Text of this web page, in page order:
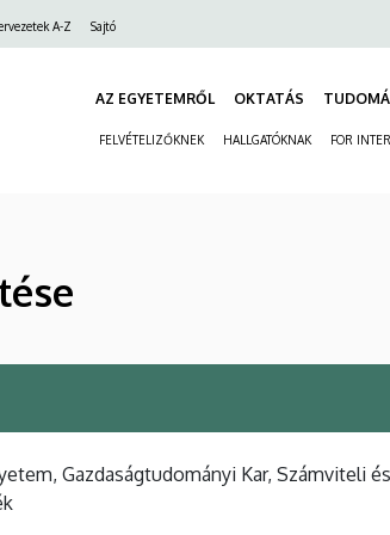
A-Z Sajtó
AZ EGYETEMRŐL OKTATÁS
FELVÉTELIZŐKNEK HALLGATÓKNAK FOR
Gazdaságtudományi Kar, Számviteli